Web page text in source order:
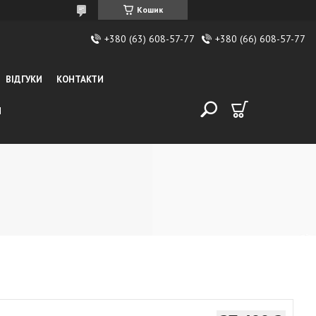
Кошик
+380 (63) 608-57-77 +380 (66) 608-57-77
ВІДГУКИ КОНТАКТИ